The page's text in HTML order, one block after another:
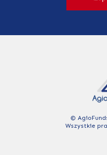
©
Wszystkie